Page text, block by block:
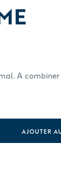
A
AJOUTER